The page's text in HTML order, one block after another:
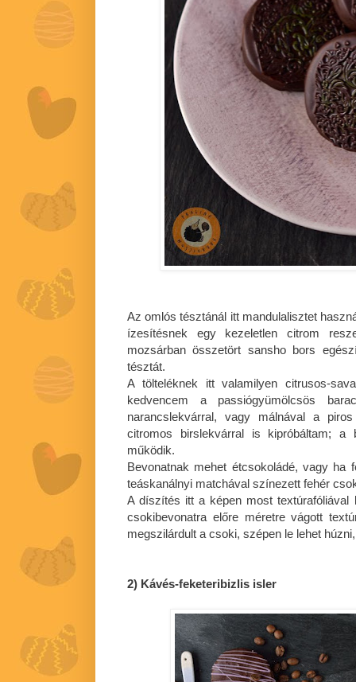
Az omlós tésztánál itt mandulalisztet
ízesítésnek egy kezeletlen citrom
mozsárban összetört sansho bors
tésztát.
A tölteléknek itt valamilyen citrusos-
kedvencem a passiógyümölcsös
narancslekvárral, vagy málnával a
citromos birslekvárral is kipróbáltam;
működik.
Bevonatnak mehet étcsokoládé, vagy ha
teáskanálnyi matchával színezett fehér
A díszítés itt a képen most
csokibevonatra előre méretre vágott
megszilárdult a csoki, szépen le lehet
2) Kávés-feketeribizlis isler